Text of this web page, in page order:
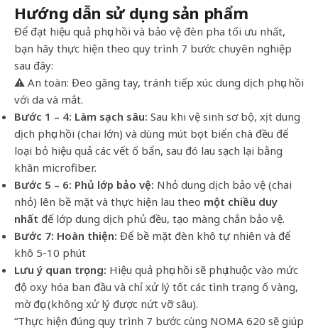
Hướng dẫn sử dụng sản phẩm
Để đạt hiệu quả phục hồi và bảo vệ đèn pha tối ưu nhất,
bạn hãy thực hiện theo quy trình 7 bước chuyên nghiệp
sau đây:
⚠️ An toàn: Đeo găng tay, tránh tiếp xúc dung dịch phục hồi
với da và mắt.
Bước 1 – 4: Làm sạch sâu: Sau khi vệ sinh sơ bộ, xịt dung
dịch phục hồi (chai lớn) và dùng mút bọt biển chà đều để
loại bỏ hiệu quả các vết ố bẩn, sau đó lau sạch lại bằng
khăn microfiber.
Bước 5 – 6: Phủ lớp bảo vệ: Nhỏ dung dịch bảo vệ (chai
nhỏ) lên bề mặt và thực hiện lau theo một chiều duy
nhất để lớp dung dịch phủ đều, tạo màng chắn bảo vệ.
Bước 7: Hoàn thiện: Để bề mặt đèn khô tự nhiên và để
khô 5-10 phút
Lưu ý quan trọng: Hiệu quả phục hồi sẽ phụ thuộc vào mức
độ oxy hóa ban đầu và chỉ xử lý tốt các tình trạng ố vàng,
mờ đục (không xử lý được nứt vỡ sâu).
“Thực hiện đúng quy trình 7 bước cùng NOMA 620 sẽ giúp